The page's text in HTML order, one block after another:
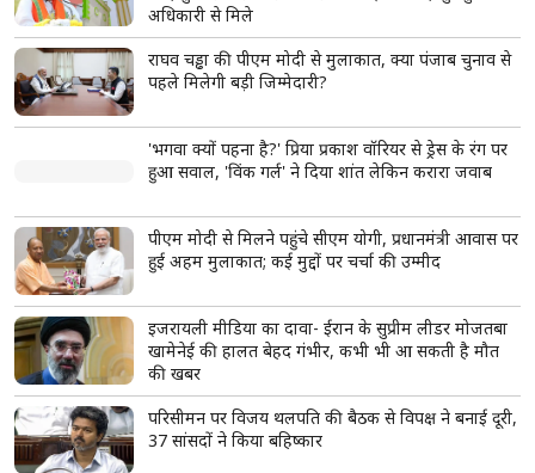
अधिकारी से मिले
राघव चड्ढा की पीएम मोदी से मुलाकात, क्या पंजाब चुनाव से
पहले मिलेगी बड़ी जिम्मेदारी?
'भगवा क्यों पहना है?' प्रिया प्रकाश वॉरियर से ड्रेस के रंग पर
हुआ सवाल, 'विंक गर्ल' ने दिया शांत लेकिन करारा जवाब
पीएम मोदी से मिलने पहुंचे सीएम योगी, प्रधानमंत्री आवास पर
हुई अहम मुलाकात; कई मुद्दों पर चर्चा की उम्मीद
इजरायली मीडिया का दावा- ईरान के सुप्रीम लीडर मोजतबा
खामेनेई की हालत बेहद गंभीर, कभी भी आ सकती है मौत
की खबर
परिसीमन पर विजय थलपति की बैठक से विपक्ष ने बनाई दूरी,
37 सांसदों ने किया बहिष्कार